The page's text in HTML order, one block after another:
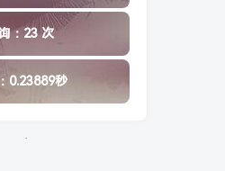
：23 次
0.23889秒